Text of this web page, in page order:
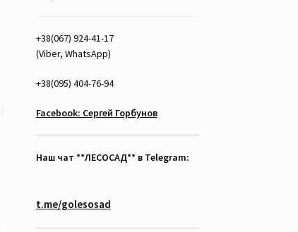
+38(067) 924-41-17
(Viber, WhatsApp)
+38(095) 404-76-94
Facebook: Сергей Горбунов
Наш чат **ЛЕСОСАД** в Telegram:
t.me/golesosad